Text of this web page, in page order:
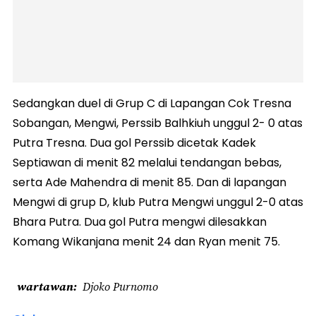
Sedangkan duel di Grup C di Lapangan Cok Tresna
Sobangan, Mengwi, Perssib Balhkiuh unggul 2- 0 atas
Putra Tresna. Dua gol Perssib dicetak Kadek
Septiawan di menit 82 melalui tendangan bebas,
serta Ade Mahendra di menit 85. Dan di lapangan
Mengwi di grup D, klub Putra Mengwi unggul 2-0 atas
Bhara Putra. Dua gol Putra mengwi dilesakkan
Komang Wikanjana menit 24 dan Ryan menit 75.
wartawan Djoko Purnomo